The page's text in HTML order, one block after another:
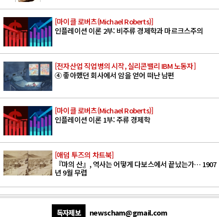
[마이클 로버츠(Michael Roberts)]
인플레이션 이론 2부: 비주류 경제학과 마르크스주의
[전자산업 직업병의 시작, 실리콘밸리 IBM 노동자]
④ 좋아했던 회사에서 암을 얻어 떠난 남편
[마이클 로버츠(Michael Roberts)]
인플레이션 이론 1부: 주류 경제학
[애덤 투즈의 차트북]
『마의 산』, 역사는 어떻게 다보스에서 끝났는가… 1907
년 9월 무렵
독자제보 newscham@gmail.com